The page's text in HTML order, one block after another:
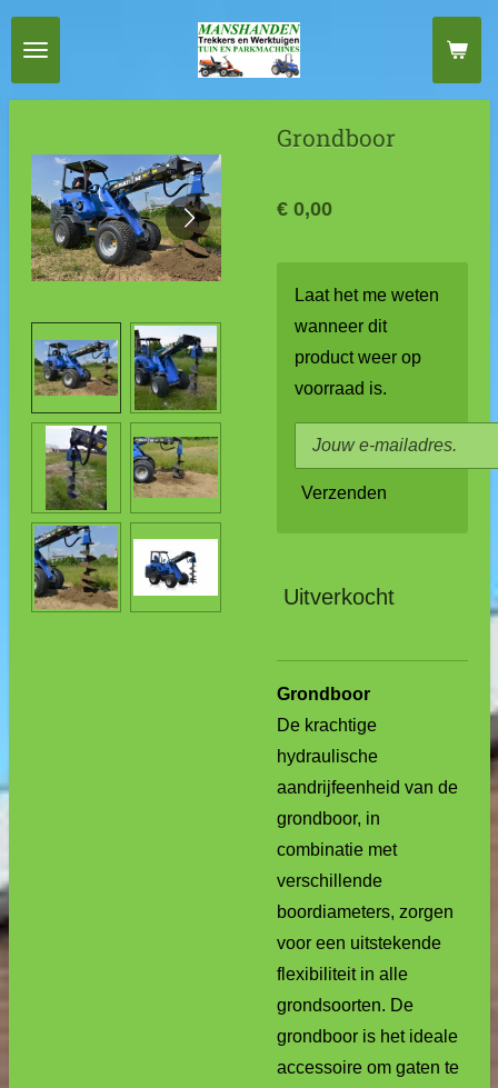
Ga
direct
naar
Grondboor
€ 0,00
Laat het me weten
wanneer dit
product weer op
voorraad is.
Verzenden
Uitverkocht
Grondboor
De krachtige
hydraulische
aandrijfeenheid van de
grondboor, in
combinatie met
verschillende
boordiameters, zorgen
voor een uitstekende
flexibiliteit in alle
grondsoorten. De
grondboor is het ideale
accessoire om gaten te